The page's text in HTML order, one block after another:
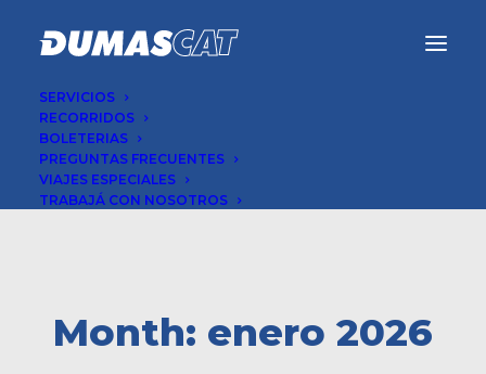
SERVICIOS
RECORRIDOS
BOLETERIAS
PREGUNTAS FRECUENTES
VIAJES ESPECIALES
TRABAJÁ CON NOSOTROS
Month: enero 2026